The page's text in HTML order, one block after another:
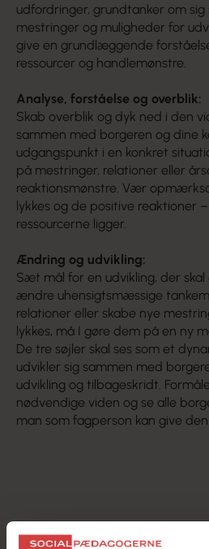
udfordringer, grundtanker om sig
mestringer og muligheder for
give en grundlæggende
ressourcer og handlemønstre.
Analyse, forståelse og overblik:
Skab overblik og dyk ned i den
sammen med borgeren og dine
udgangspunkt i en konkret
på mestringer, relationer eller
reaktionsmønstre. Vær
lykkes og de positive reaktioner
ressourcerne ligger.
Ændring og udvikling:
Sæt mål for en udvikling, der
ændre uhensigtsmæssige
relationer eller skabe nye
lykkes, må I gøre dem på en ny
De tre søjler skal ses som et
udvikler sig sammen med
udvikling og tilbageskridt.
nødvendige viden og se alle
man som fagperson kan give